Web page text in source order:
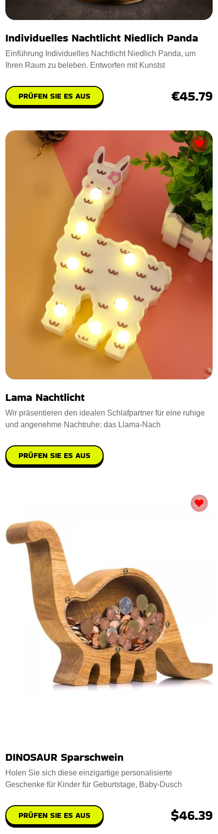
Individuelles Nachtlicht Niedlich Panda
Einführung Individuelles Nachtlicht Niedlich Panda, um
Ihren Raum zu beleben. Entworfen mit Kunstst
PRÜFEN SIE ES AUS €45.79
Lama Nachtlicht
Wir präsentieren den idealen Schlafpartner für eine ruhige
und angenehme Nachtruhe: das Llama-Nach
PRÜFEN SIE ES AUS
DINOSAUR Sparschwein
Holen Sie sich diese einzigartige personalisierte
Geschenke für Kinder für Geburtstage, Baby-Dusch
PRÜFEN SIE ES AUS $46.39